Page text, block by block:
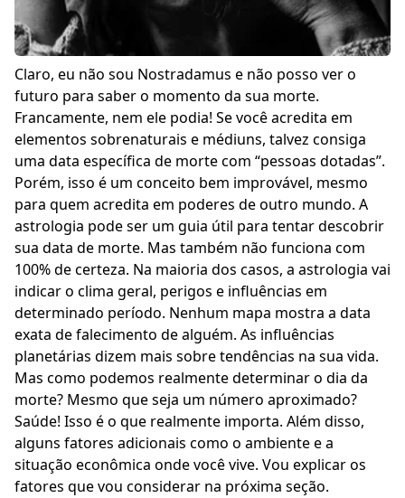
Claro, eu não sou Nostradamus e não posso ver o
futuro para saber o momento da sua morte.
Francamente, nem ele podia! Se você acredita em
elementos sobrenaturais e médiuns, talvez consiga
uma data específica de morte com “pessoas dotadas”.
Porém, isso é um conceito bem improvável, mesmo
para quem acredita em poderes de outro mundo. A
astrologia pode ser um guia útil para tentar descobrir
sua data de morte. Mas também não funciona com
100% de certeza. Na maioria dos casos, a astrologia vai
indicar o clima geral, perigos e influências em
determinado período. Nenhum mapa mostra a data
exata de falecimento de alguém. As influências
planetárias dizem mais sobre tendências na sua vida.
Mas como podemos realmente determinar o dia da
morte? Mesmo que seja um número aproximado?
Saúde! Isso é o que realmente importa. Além disso,
alguns fatores adicionais como o ambiente e a
situação econômica onde você vive. Vou explicar os
fatores que vou considerar na próxima seção.